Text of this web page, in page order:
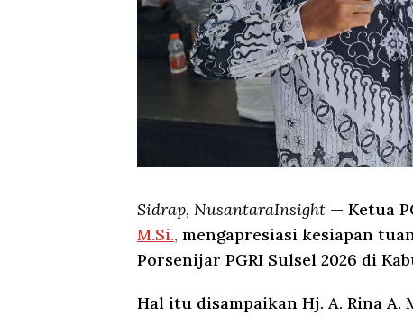
Sidrap, NusantaraInsight — Ketua
M.Si., mengapresiasi kesiapan
Porsenijar PGRI Sulsel 2026 di
Hal itu disampaikan Hj. A. Rina